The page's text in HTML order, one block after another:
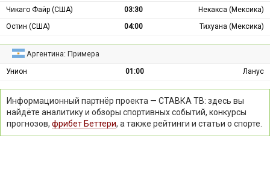
Чикаго Файр (США)
03:30
Некакса (Мексика)
Остин (США)
04:00 Тихуана (Мексика)
Аргентина: Примера
Унион 01:00 Ланус
Информационный партнёр проекта — СТАВКА ТВ: здесь вы
найдёте аналитику и обзоры спортивных событий, конкурсы
прогнозов, фрибет Беттери, а также рейтинги и статьи о спорте.